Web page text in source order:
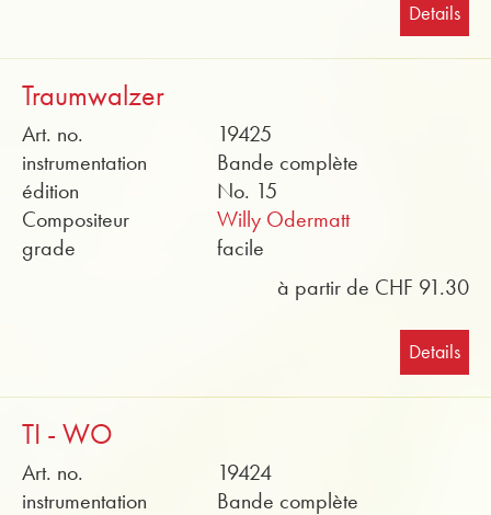
Details
Traumwalzer
Art. no.
19425
instrumentation
Bande complète
édition
No. 15
Compositeur
Willy Odermatt
grade
facile
à partir de CHF 91.30
Details
TI - WO
Art. no.
19424
instrumentation
Bande complète